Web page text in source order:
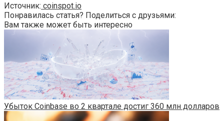
Источник: coinspot.io
Понравилась статья? Поделиться с друзьями:
Вам также может быть интересно
Убыток Coinbase во 2 квартале достиг 360 млн долларов